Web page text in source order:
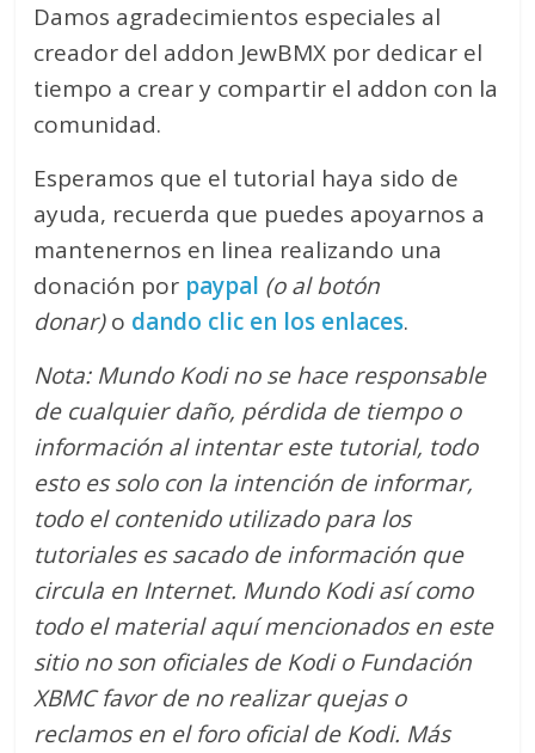
Damos agradecimientos especiales al
creador del addon JewBMX por dedicar el
tiempo a crear y compartir el addon con la
comunidad.
Esperamos que el tutorial haya sido de
ayuda, recuerda que puedes apoyarnos a
mantenernos en linea realizando una
donación por paypal (o al botón
donar)o dando clic en los enlaces.
Nota: Mundo Kodi no se hace responsable
de cualquier daño, pérdida de tiempo o
información al intentar este tutorial, todo
esto es solo con la intención de informar,
todo el contenido utilizado para los
tutoriales es sacado de información que
circula en Internet. Mundo Kodi así como
todo el material aquí mencionados en este
sitio no son oficiales de Kodi o Fundación
XBMC favor de no realizar quejas o
reclamos en el foro oficial de Kodi. Más